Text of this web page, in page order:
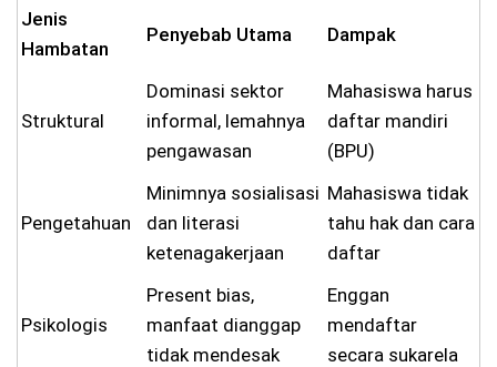
Jenis
Hambatan
Penyebab Utama Dampak
Struktural
Dominasi sektor
informal, lemahnya
pengawasan
Mahasiswa harus
daftar mandiri
(BPU)
Pengetahuan
Minimnya sosialisasi
dan literasi
ketenagakerjaan
Mahasiswa tidak
tahu hak dan cara
daftar
Psikologis
Present bias,
manfaat dianggap
tidak mendesak
Enggan
mendaftar
secara sukarela